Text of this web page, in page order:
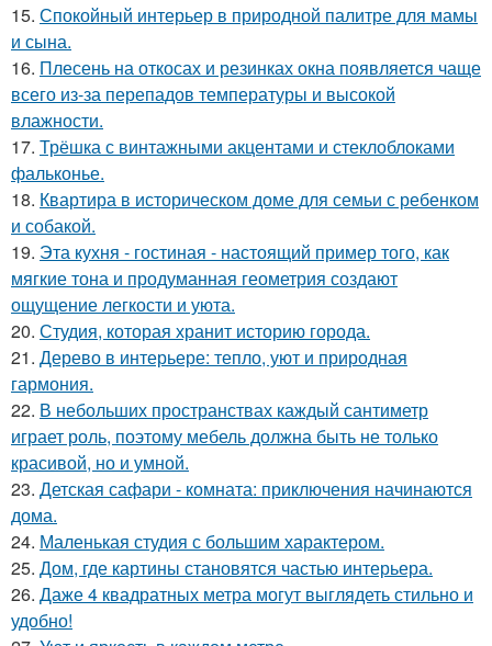
15. Спокойный интерьер в природной палитре для мамы
и сына.
16. Плесень на откосах и резинках окна появляется чаще
всего из-за перепадов температуры и высокой
влажности.
17. Трёшка с винтажными акцентами и стеклоблоками
фальконье.
18. Квартира в историческом доме для семьи с ребенком
и собакой.
19. Эта кухня - гостиная - настоящий пример того, как
мягкие тона и продуманная геометрия создают
ощущение легкости и уюта.
20. Студия, которая хранит историю города.
21. Дерево в интерьере: тепло, уют и природная
гармония.
22. В небольших пространствах каждый сантиметр
играет роль, поэтому мебель должна быть не только
красивой, но и умной.
23. Детская сафари - комната: приключения начинаются
дома.
24. Маленькая студия с большим характером.
25. Дом, где картины становятся частью интерьера.
26. Даже 4 квадратных метра могут выглядеть стильно и
удобно!